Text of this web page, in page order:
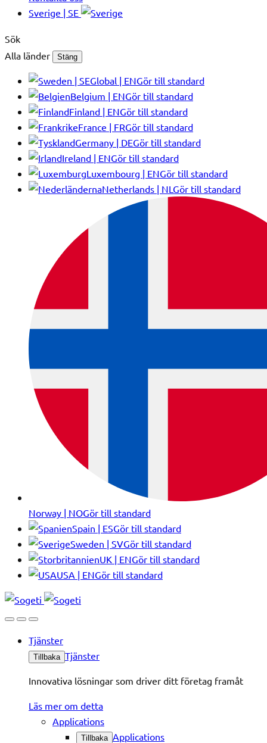
Sverige | SE
Sök
Alla länder
Stäng
Global | ENGör till standard
Belgium | ENGör till standard
Finland | ENGör till standard
France | FRGör till standard
Germany | DEGör till standard
Ireland | ENGör till standard
Luxembourg | ENGör till standard
Netherlands | NL Gör till standard
Norway | NOGör till standard
Spain | ESGör till standard
Sweden | SVGör till standard
UK | ENGör till standard
USA | ENGör till standard
Tjänster
Tillbaka Tjänster
Innovativa lösningar som driver ditt företag framåt
Läs mer om detta
Applications
Tillbaka Applications